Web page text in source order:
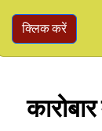
क्लिक करें